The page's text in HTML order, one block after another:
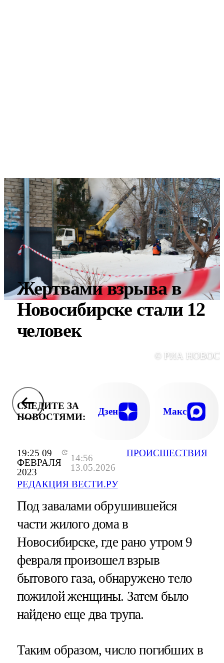
19:25 09
ФЕВРАЛЯ
2023
14:56
13.05.2026
РЕДАКЦИЯ ВЕСТИ.РУ
ПРОИСШЕСТВИЯ
Жертвами взрыва в
Новосибирске стали 12
человек
© РИА
СЛЕДИТЕ ЗА
НОВОСТЯМИ:
Дзен Макс
Под завалами обрушившейся
части жилого дома в
Новосибирске, где рано утром 9
февраля произошел взрыв
бытового газа, обнаружено тело
пожилой женщины. Затем было
найдено еще два трупа.
Таким образом, число погибших в